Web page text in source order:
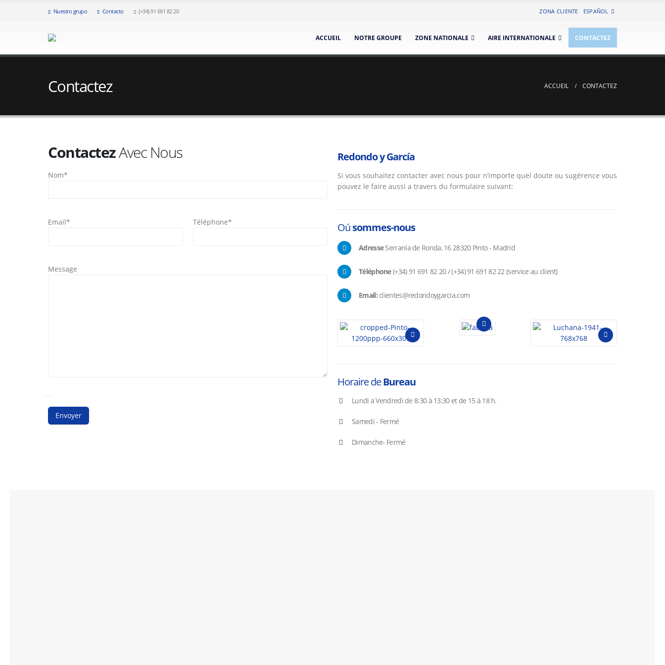
Nuestro grupo Contacto (+34) 91 691 82 20 ZONA CLIENTE ESPAÑOL
ACCUEIL NOTRE GROUPE ZONE NATIONALE AIRE INTERNATIONALE CONTACTEZ
Contactez ACCUEIL CONTACTEZ
ContactezAvec Nous
Nom*
Email* Téléphone*
Message
Redondo y García
Si vous souhaitez contacter avec nous pour n’importe quel doute ou sugérence vous
pouvez le faire aussi a travers du formulaire suivant:
Oúsommes-nous
AdresseSerranía de Ronda, 16 28320 Pinto - Madrid
Téléphone(+34) 91 691 82 20 / (+34) 91 691 82 22 (service au client)
Email:clientes@redondoygarcia.com
Horaire deBureau
Lundi a Vendredi de 8:30 à 13:30 et de 15 à 18 h.
Samedi - Fermé
Dimanche- Fermé